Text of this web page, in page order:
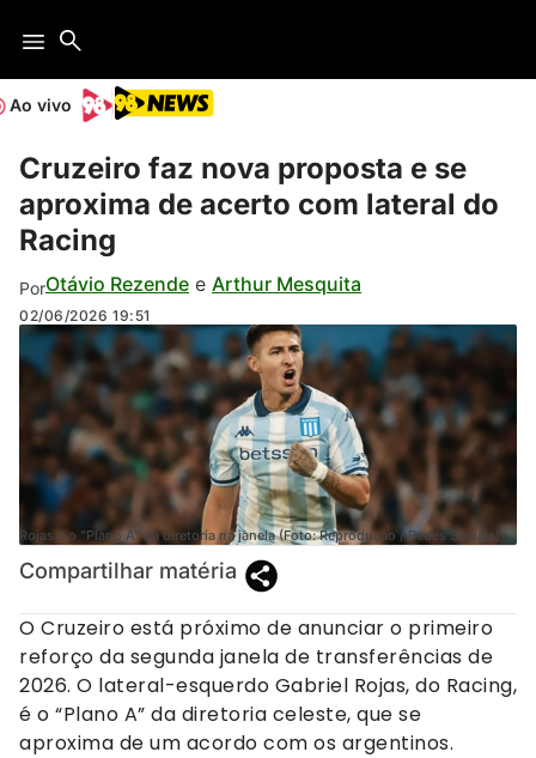
Ao vivo
Cruzeiro faz nova proposta e se
aproxima de acerto com lateral do
Racing
PorOtávio Rezende e Arthur Mesquita
02/06/2026 19:51
Rojas é o "Plano A" da diretoria na janela (Foto: Reprodução / Redes Sociais)
Compartilhar matéria
O Cruzeiro está próximo de anunciar o primeiro
reforço da segunda janela de transferências de
2026. O lateral-esquerdo Gabriel Rojas, do Racing,
é o “Plano A” da diretoria celeste, que se
aproxima de um acordo com os argentinos.